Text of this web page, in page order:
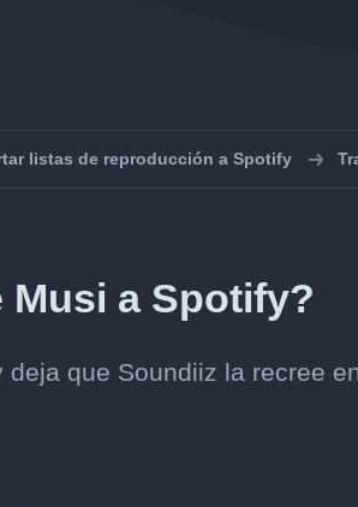
listas de reproducción a Spotify
a Spotify?
que Soundiiz la recree